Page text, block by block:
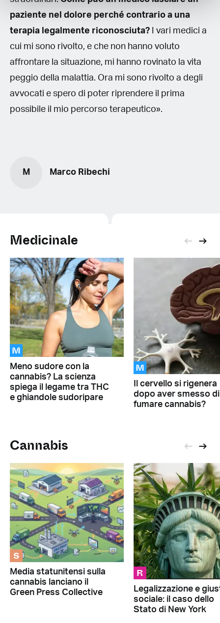
paziente nel dolore perché contrario a una
terapia legalmente riconosciuta? I vari medici a
cui mi sono rivolto, e che non hanno voluto
affrontare la situazione, mi hanno rovinato la vita
peggio della malattia. Ora mi sono rivolto a degli
avvocati e spero di poter riprendere il prima
possibile il mio percorso terapeutico».
M Marco Ribechi
Medicinale
M
Meno sudore con la
cannabis? La scienza
spiega il legame tra THC
e ghiandole sudoripare
M
Il cervello si rigenera
dopo aver smesso di
fumare cannabis?
Cannabis
S
Media statunitensi sulla
cannabis lanciano il
Green Press Collective
R
Legalizzazione e
sociale: il caso dello
Stato di New York